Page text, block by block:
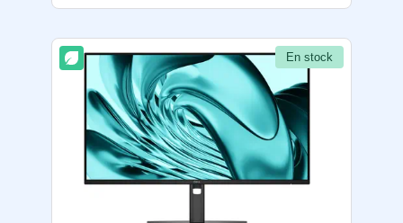
En stock